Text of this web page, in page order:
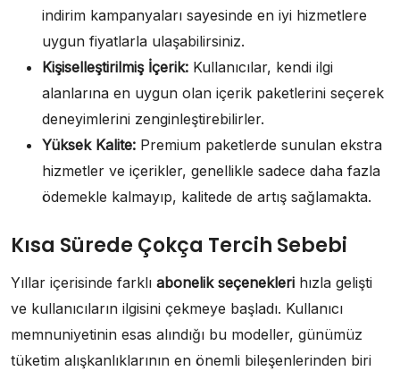
indirim kampanyaları sayesinde en iyi hizmetlere
uygun fiyatlarla ulaşabilirsiniz.
Kişiselleştirilmiş İçerik: Kullanıcılar, kendi ilgi
alanlarına en uygun olan içerik paketlerini seçerek
deneyimlerini zenginleştirebilirler.
Yüksek Kalite: Premium paketlerde sunulan ekstra
hizmetler ve içerikler, genellikle sadece daha fazla
ödemekle kalmayıp, kalitede de artış sağlamakta.
Kısa Sürede Çokça Tercih Sebebi
Yıllar içerisinde farklı abonelik seçenekleri hızla gelişti
ve kullanıcıların ilgisini çekmeye başladı. Kullanıcı
memnuniyetinin esas alındığı bu modeller, günümüz
tüketim alışkanlıklarının en önemli bileşenlerinden biri